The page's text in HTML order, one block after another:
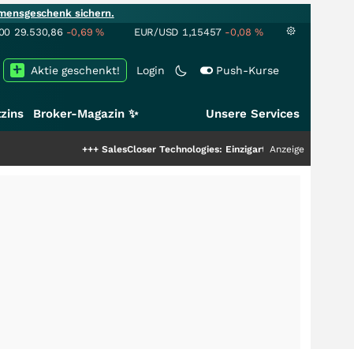
sichern.
29.530,86 -0,69% EUR/USD 1,15457 -0,08 %
Login Push-Kurse
Aktie geschenkt!
Broker-Magazin ✨ Unsere Services
SalesCloser Technologies: Einzigartige Leistung zieht die Top-
Anzeige